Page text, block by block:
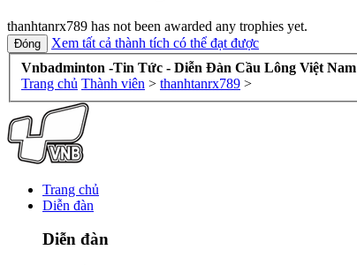
thanhtanrx789 has not been awarded any trophies yet.
Xem tất cả thành tích có thể đạt được
Vnbadminton -Tin Tức - Diễn Đàn Cầu Lông Việt Nam
Trang chủ Thành viên > thanhtanrx789 >
Trang chủ
Diễn đàn
Diễn đàn